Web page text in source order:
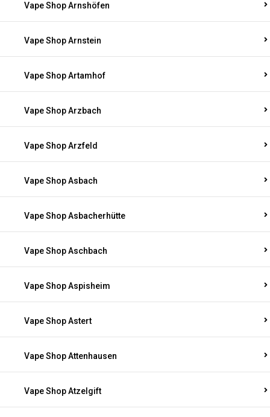
Vape Shop Arnshöfen
Vape Shop Arnstein
Vape Shop Artamhof
Vape Shop Arzbach
Vape Shop Arzfeld
Vape Shop Asbach
Vape Shop Asbacherhütte
Vape Shop Aschbach
Vape Shop Aspisheim
Vape Shop Astert
Vape Shop Attenhausen
Vape Shop Atzelgift